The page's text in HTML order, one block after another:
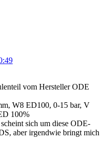
vom Hersteller ODE
W8 ED100, 0-15 bar, V
100%
sich um diese ODE-
aber irgendwie bringt mich